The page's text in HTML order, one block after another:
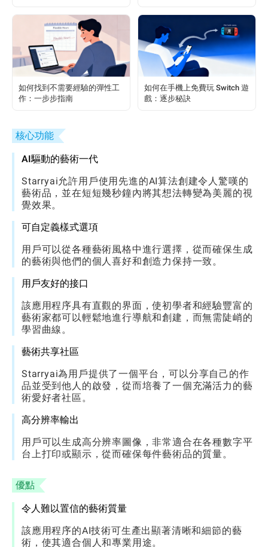
如何找到不需要經驗的彈性工
作：一步步指南
如何在手機上免費玩 Switch 遊
戲：逐步秘訣
核心功能
AI驅動的藝術一代
Starryai允許用戶使用先進的AI算法創建令人驚嘆的
藝術品，並在短短幾秒鐘內將其想法轉變為美麗的視
覺效果。
可自定義樣式選項
用戶可以從各種藝術風格中進行選擇，從而確保生成
的藝術與他們的個人喜好和創造力保持一致。
用戶友好的接口
該應用程序具有直觀的界面，使初學者和經驗豐富的
藝術家都可以輕鬆地進行導航和創建，而無需陡峭的
學習曲線。
藝術共享社區
Starryai為用戶提供了一個平台，可以分享自己的作
品並受到他人的啟發，從而培養了一個充滿活力的藝
術愛好者社區。
高分辨率輸出
用戶可以生成高分辨率圖像，非常適合在各種數字平
台上打印或顯示，從而確保每件藝術品的質量。
優點
令人難以置信的藝術質量
該應用程序的AI技術可生產出顯著清晰和細節的藝
術，使其適合個人和專業用途。